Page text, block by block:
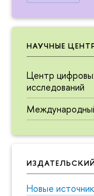
НАУЧНЫЕ
Центр
исследований
Новые